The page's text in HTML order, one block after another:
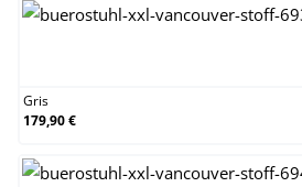
Gris
179,90 €